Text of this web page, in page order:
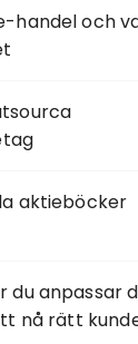
handel och
aktieböcker
du anpassar
nå rätt